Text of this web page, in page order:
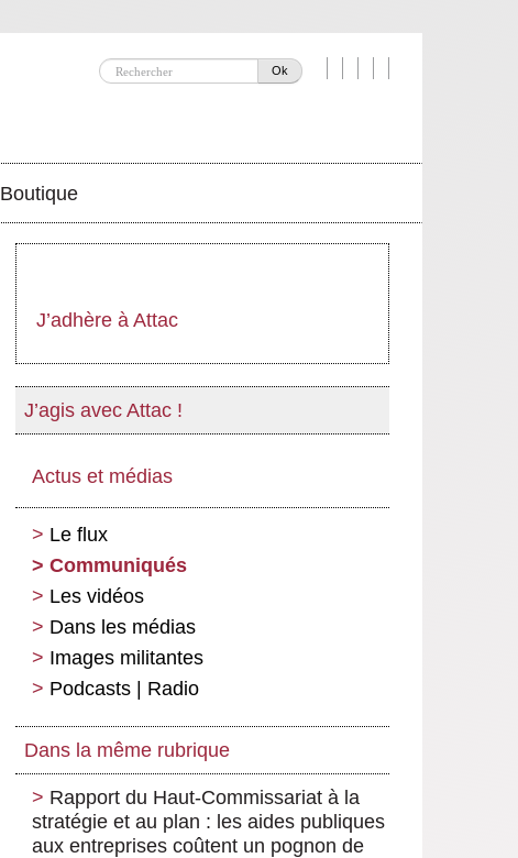
Ok
Boutique
J’adhère à Attac
J’agis avec Attac !
Actus et médias
Le flux
Communiqués
Les vidéos
Dans les médias
Images militantes
Podcasts | Radio
Dans la même rubrique
Rapport du Haut-Commissariat à la
stratégie et au plan : les aides publiques
aux entreprises coûtent un pognon de